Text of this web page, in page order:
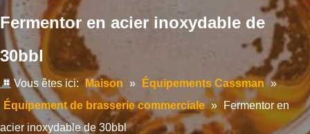
Fermentor en acier inoxydable de
30bbl
Vous êtes ici: Maison » Équipements Cassman »
Équipement de brasserie commerciale » Fermentor en
acier inoxydable de 30bbl